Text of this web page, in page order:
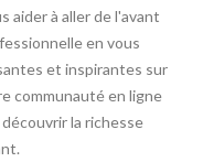
aider à aller de l'avant
en vous
et inspirantes sur
communauté en ligne
la richesse